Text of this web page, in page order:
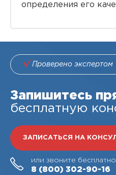
определения его
Проверено экспертом
Запишитесь
бесплатную
ЗАПИСАТЬСЯ НА
или звоните бесплатно
8 (800) 302-90-16